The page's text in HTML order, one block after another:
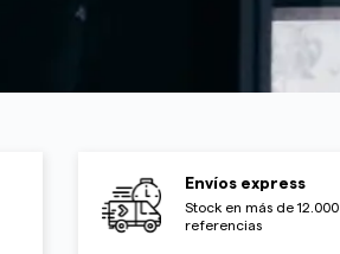
Envíos express
Stock en más de 12.000
referencias